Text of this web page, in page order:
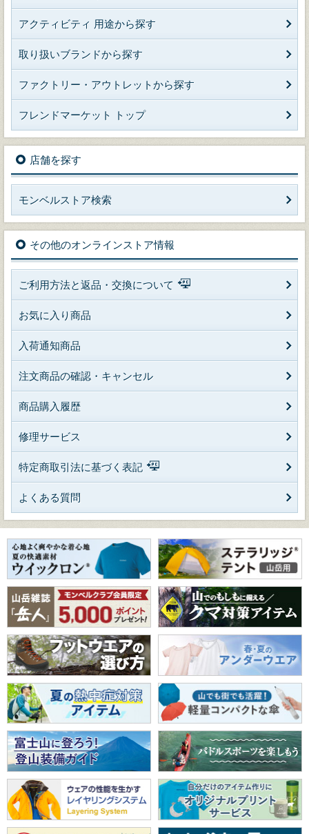
アクティビティ 用途から探す
取り扱いブランドから探す
ファクトリー・アウトレットから探す
フレンドマーケット トップ
店舗を探す
モンベルストア検索
その他のオンラインストア情報
ご利用方法と返品・交換について
お気に入り商品
入荷通知商品
注文商品の確認・キャンセル
商品購入履歴
修理サービス
特定商取引法に基づく表記
よくある質問